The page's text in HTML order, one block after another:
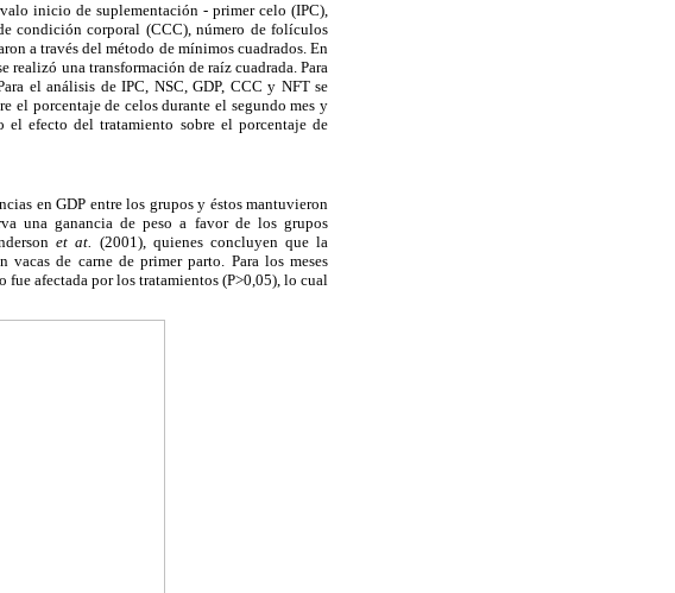
inicio de suplementación - primer celo (IPC),
condición corporal (CCC), número de folículos
a través del método de mínimos cuadrados. En
una transformación de raíz cuadrada. Para
el análisis de IPC, NSC, GDP, CCC y NFT se
el porcentaje de celos durante el segundo mes y
el efecto del tratamiento sobre el porcentaje de
en GDP entre los grupos y éstos mantuvieron
una ganancia de peso a favor de los grupos
et at. (2001), quienes concluyen que la
de carne de primer parto. Para los meses
fue afectada por los tratamientos (P>0,05), lo cual